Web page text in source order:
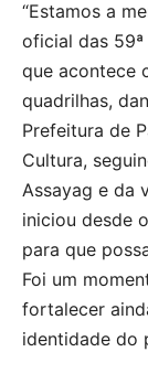
“Estamos a
oficial das 59ª
que acontece
quadrilhas,
Prefeitura de
Cultura,
Assayag e da
iniciou desde
para que
Foi um
fortalecer
identidade do